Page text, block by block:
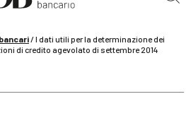
sulla POG dei prodotti
DETTAGLI
/I dati utili per la determinazione dei
di credito agevolato di settembre 2014